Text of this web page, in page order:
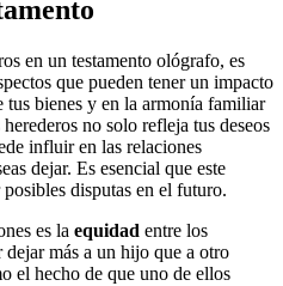
en un testamento ológrafo, es
que pueden tener un impacto
bienes y en la armonía familiar
no solo refleja tus deseos
influir en las relaciones
dejar. Es esencial que este
disputas en el futuro.
es la equidad entre los
dejar más a un hijo que a otro
el hecho de que uno de ellos